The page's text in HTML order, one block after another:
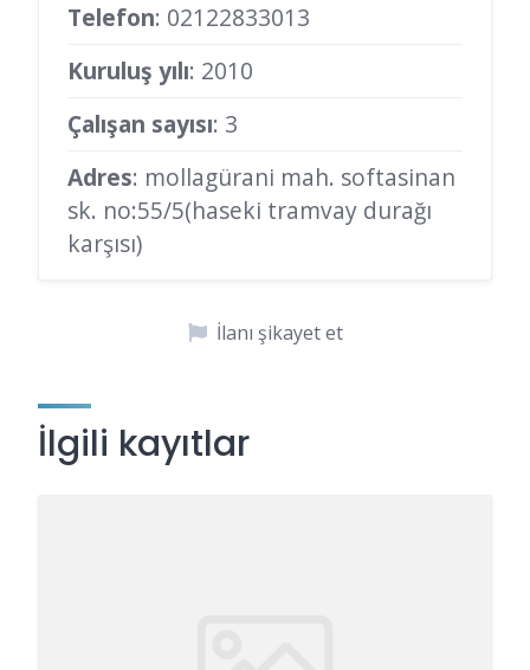
Telefon: 02122833013
Kuruluş yılı: 2010
Çalışan sayısı: 3
Adres: mollagürani mah. softasinan
sk. no:55/5(haseki tramvay durağı
karşısı)
İlanı şikayet et
İlgili kayıtlar